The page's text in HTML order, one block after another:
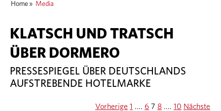
Home » Media
KLATSCH UND TRATSCH
ÜBER DORMERO
PRESSESPIEGEL ÜBER DEUTSCHLANDS
AUFSTREBENDE HOTELMARKE
Vorherige 1 .... 6 7 8 .... 10 Nächste